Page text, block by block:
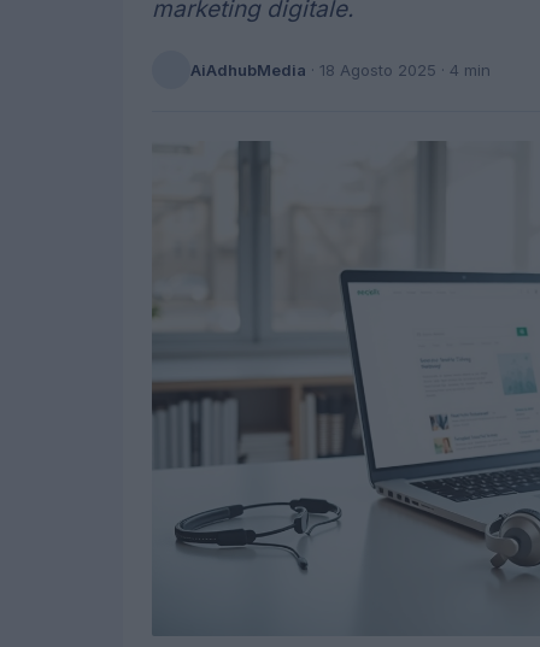
marketing digitale.
AiAdhubMedia · 18 Agosto 2025 · 4 min